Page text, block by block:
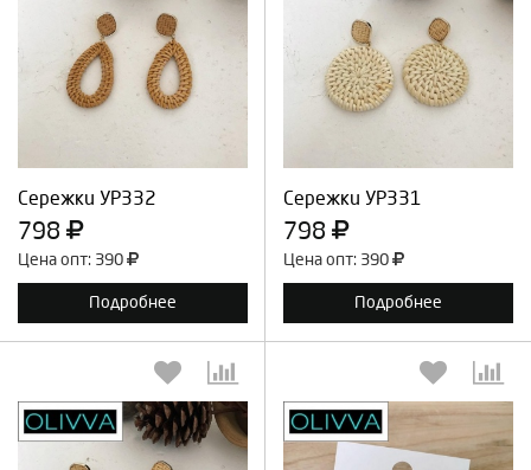
Сережки УР332
798
Цена опт: 390
Подробнее
Выберите количество:
Продолжить
Сережки УР331
798
Цена опт: 390
Подробнее
Выберите количество: